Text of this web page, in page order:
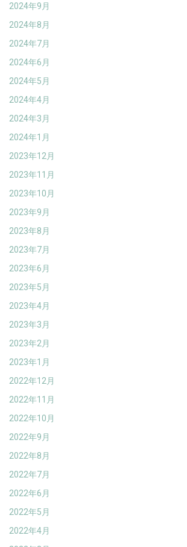
2024年9月
2024年8月
2024年7月
2024年6月
2024年5月
2024年4月
2024年3月
2024年1月
2023年12月
2023年11月
2023年10月
2023年9月
2023年8月
2023年7月
2023年6月
2023年5月
2023年4月
2023年3月
2023年2月
2023年1月
2022年12月
2022年11月
2022年10月
2022年9月
2022年8月
2022年7月
2022年6月
2022年5月
2022年4月